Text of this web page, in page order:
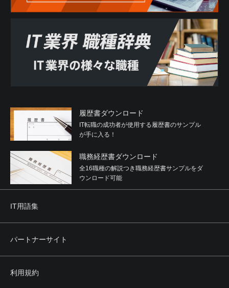
履歴書ダウンロード
IT転職の成功者が使用する履歴書のサンプル
が手に入る！
職務経歴書ダウンロード
全16職種の解説つき職務経歴書サンプルをダ
ウンロード可能
IT用語集
パートナーサイト
利用規約